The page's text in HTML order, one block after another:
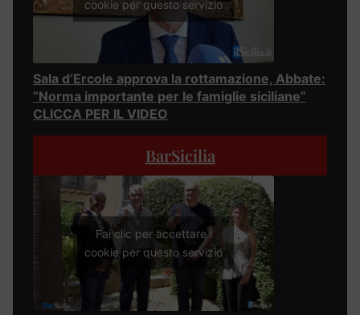
cookie per questo servizio
Sala d’Ercole approva la rottamazione, Abbate:
“Norma importante per le famiglie siciliane”
CLICCA PER IL VIDEO
BarSicilia
Fai clic per accettare i
cookie per questo servizio